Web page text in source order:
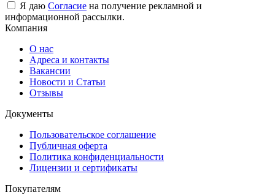
Я даю Согласие на получение рекламной и
информационной рассылки.
Компания
О нас
Адреса и контакты
Вакансии
Новости и Статьи
Отзывы
Документы
Пользовательское соглашение
Публичная оферта
Политика конфиденциальности
Лицензии и сертификаты
Покупателям